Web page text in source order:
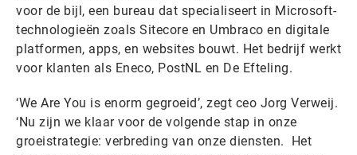
voor de bijl, een bureau dat specialiseert in Microsoft-
technologieën zoals Sitecore en Umbraco en digitale
platformen, apps, en websites bouwt. Het bedrijf werkt
voor klanten als Eneco, PostNL en De Efteling.
‘We Are You is enorm gegroeid’, zegt ceo Jorg Verweij.
‘Nu zijn we klaar voor de volgende stap in onze
groeistrategie: verbreding van onze diensten. Het